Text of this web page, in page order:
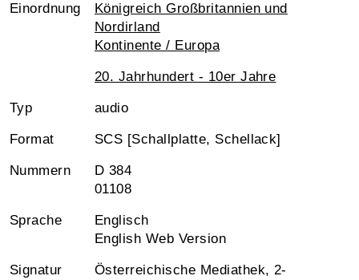
Einordnung
Königreich Großbritannien und
Nordirland
Kontinente / Europa
20. Jahrhundert - 10er Jahre
Typ audio
Format SCS [Schallplatte, Schellack]
Nummern
D 384
01108
Sprache
Englisch
English Web Version
Signatur
Österreichische Mediathek, 2-